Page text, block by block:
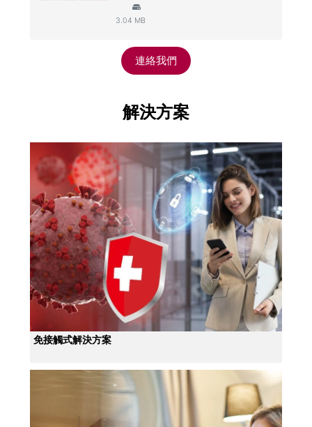
3.04 MB
連絡我們
解決方案
免接觸式解決方案